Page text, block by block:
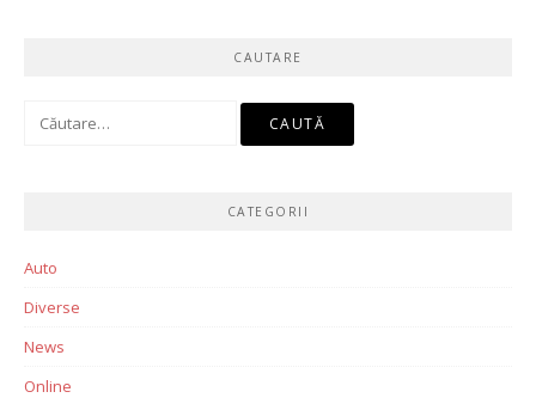
CAUTARE
Caută
CATEGORII
Auto
Diverse
News
Online